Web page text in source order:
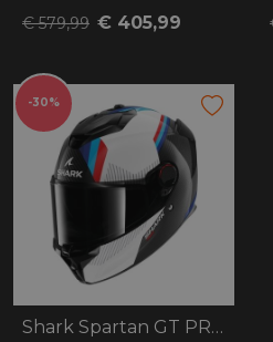
€ 579,99 € 405,99
-30%
Shark Spartan GT PRO Dokhta Carbon